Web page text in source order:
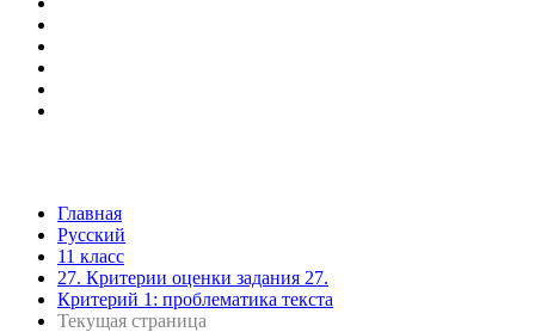
Главная
Русский
11 класс
27. Критерии оценки задания 27.
Критерий 1: проблематика текста
Текущая страница